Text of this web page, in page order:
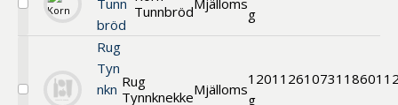
Välj
Tunnbröd
Tunn
bröd
TunnbrödMjälloms
g
Välj
Rug
Tyn
nkn Rug
TynnknekkeMjälloms
120
g
11261